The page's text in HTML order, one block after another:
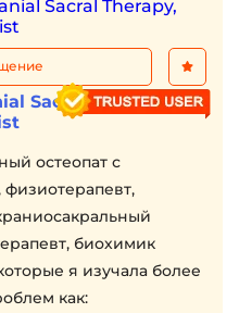
Sacral Therapy,
остеопат с
биохимик
я изучала более
как: